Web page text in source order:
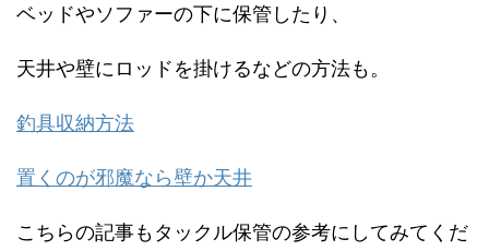
ベッドやソファーの下に保管したり、
天井や壁にロッドを掛けるなどの方法も。
釣具収納方法
置くのが邪魔なら壁か天井
こちらの記事もタックル保管の参考にしてみてくだ